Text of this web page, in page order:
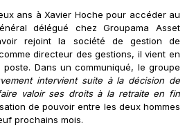
ans à Xavier Hoche pour accéder au
délégué chez Groupama Asset
rejoint la société de gestion de
directeur des gestions, il vient en
Dans un communiqué, le groupe
intervient suite à la décision de
valoir ses droits à la retraite en fin
de pouvoir entre les deux hommes
prochains mois.